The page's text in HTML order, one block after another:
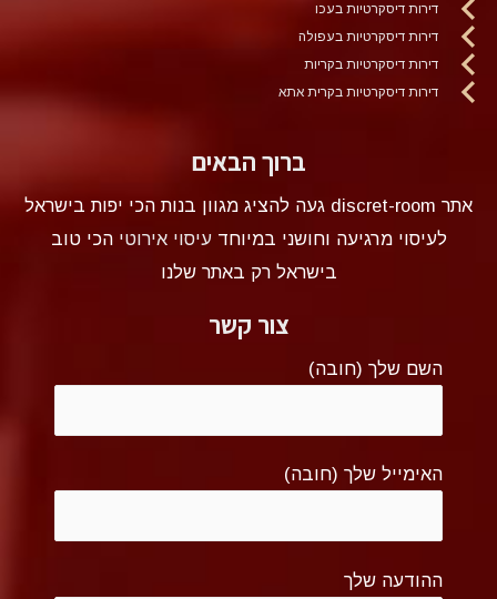
דירות דיסקרטיות בעכו
דירות דיסקרטיות בעפולה
דירות דיסקרטיות בקריות
דירות דיסקרטיות בקרית אתא
ברוך הבאים
אתר discret-room געה להציג מגוון בנות הכי יפות בישראל
לעיסוי מרגיעה וחושני במיוחדעיסוי אירוטי הכי טוב
בישראל רק באתר שלנו
צור קשר
השם שלך (חובה)
האימייל שלך (חובה)
ההודעה שלך